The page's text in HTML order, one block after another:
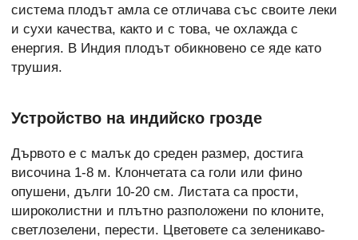
система плодът амла се отличава със своите леки
и сухи качества, както и с това, че охлажда с
енергия. В Индия плодът обикновено се яде като
трушия.
Устройство на индийско грозде
Дървото е с малък до среден размер, достига
височина 1-8 м. Клончетата са голи или фино
опушени, дълги 10-20 см. Листата са прости,
широколистни и плътно разположени по клоните,
светлозелени, перести. Цветовете са зеленикаво-